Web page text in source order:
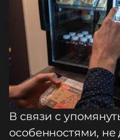
В связи с
особенностями, не